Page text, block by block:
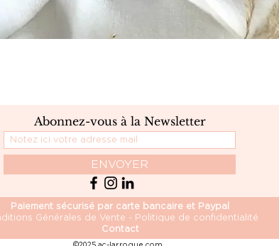
Abonnez-vous à la Newsletter
ENVOYER
Paiement sécurisé par carte bancaire et Paypal
Générales de Vente - Politique de confidentialité
Contact